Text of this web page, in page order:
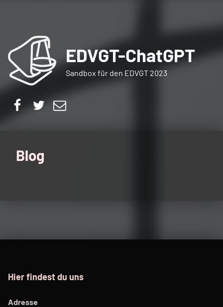
EDVGT-ChatGPT
Sandbox für den EDVGT 2023
Facebook
Twitter
E-Mail
Blog
Hier findest du uns
Adresse